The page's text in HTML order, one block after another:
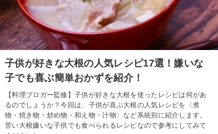
子供が好きな大根の人気レシピ17選！嫌いな
子でも喜ぶ簡単おかずを紹介！
【料理ブロガー監修】子供が好きな大根を使ったレシピは何があ
るのでしょうか？今回は、子供が喜ぶ大根の人気レシピを〈煮
物・焼き物・炒め物・和え物・汁物〉など系統別に紹介します。
苦い大根嫌いな子供でも食べられるレシピなので参考にしてみて